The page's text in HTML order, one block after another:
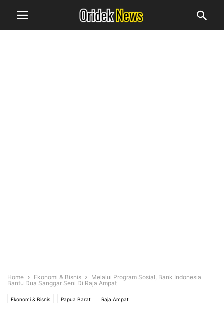
Home Ekonomi & Bisnis
Melalui Program Sosial, Bank Indonesia
Bantu Dua Sanggar Seni Di Raja Ampat
Ekonomi & Bisnis Papua Barat Raja Ampat